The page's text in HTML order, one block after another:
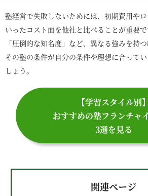
塾経営で失敗しないためには、初期費用や
いったコスト面を他社と比べることが重要
「圧倒的な知名度」など、異なる強みを持
その塾の条件が自分の条件や理想に合って
しょう。
【学習スタイル別】
おすすめの塾フランチャ
3選を見る
関連ページ